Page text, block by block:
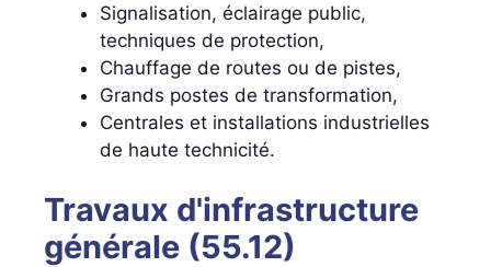
Signalisation, éclairage public,
techniques de protection,
Chauffage de routes ou de pistes,
Grands postes de transformation,
Centrales et installations industrielles
de haute technicité.
Travaux d'infrastructure
générale (55.12)